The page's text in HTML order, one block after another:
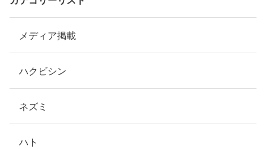
メディア掲載
ハクビシン
ネズミ
ハト